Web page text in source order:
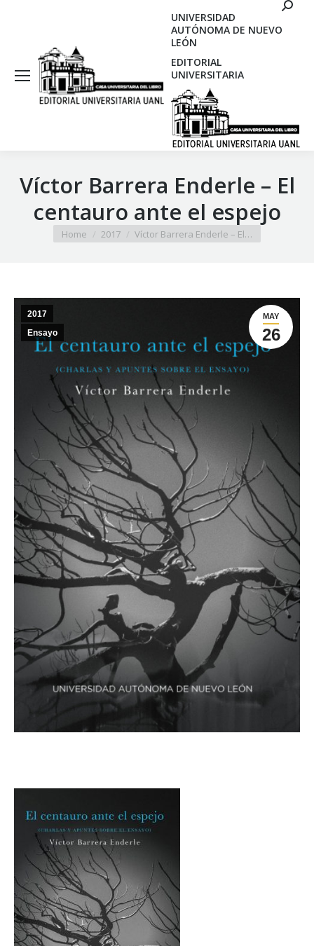
UNIVERSIDAD
AUTÓNOMA DE NUEVO
LEÓN
EDITORIAL
UNIVERSITARIA
Víctor Barrera Enderle – El
centauro ante el espejo
You are here:
Home 2017 Víctor Barrera Enderle – El…
MAY
26
2017
Ensayo